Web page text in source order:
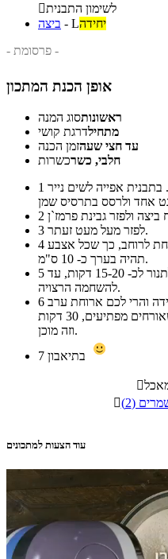
לשימון התבנית
ביצה - יחידהL
- פרסומת -
אופן הכנת המתכון
ראשונותסוג המנה
מתחילדרגת קושי
עד חצי שעהזמן הכנה
חלבי, כשרכשרות
1
2
3
לפזר מעל מעט זעתר.
4
תהיה בערך כ- 10 ס"מ.
5
להשחמה הרצויה.
6
קלילה ומהירה. מתאים לאירוח או כשאורחים מפתיעים, 30 דקות
וזה מוכן.
7


(2)
עוד הצעות למתכונים